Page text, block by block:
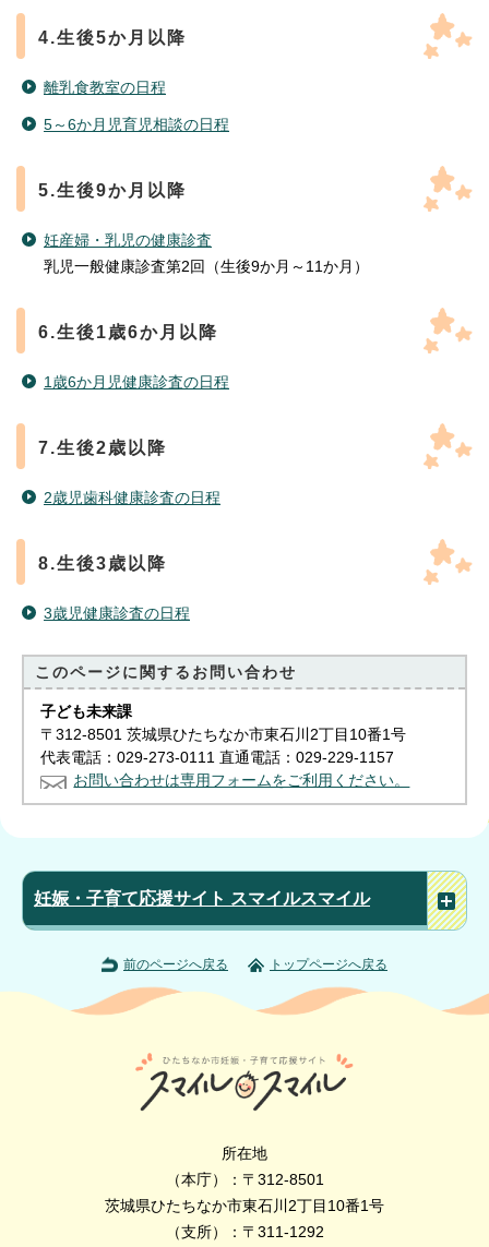
4.生後5か月以降
離乳食教室の日程
5～6か月児育児相談の日程
5.生後9か月以降
妊産婦・乳児の健康診査
乳児一般健康診査第2回（生後9か月～11か月）
6.生後1歳6か月以降
1歳6か月児健康診査の日程
7.生後2歳以降
2歳児歯科健康診査の日程
8.生後3歳以降
3歳児健康診査の日程
このページに関する お問い合わせ
子ども未来課
〒312-8501 茨城県ひたちなか市東石川2丁目10番1号
代表電話：029-273-0111 直通電話：029-229-1157
お問い合わせは専用フォームをご利用ください。
妊娠・子育て応援サイト スマイルスマイル
前のページへ戻る トップページへ戻る
所在地
（本庁）：〒312-8501
茨城県ひたちなか市東石川2丁目10番1号
（支所）：〒311-1292